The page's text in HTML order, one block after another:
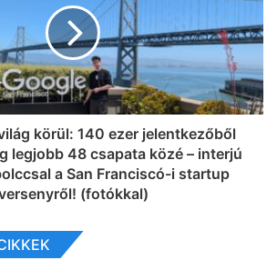
körül: 140 ezer jelentkezőből
legjobb 48 csapata közé – interjú
a San Franciscó-i startup
(fotókkal)